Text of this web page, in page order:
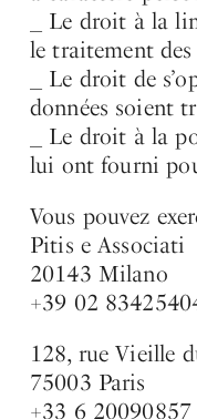
_ Le droit à la
le traitement des
_ Le droit de
données soient
_ Le droit à la
lui ont fourni
Vous pouvez
Pitis e
20143 Milano
+39 02
128, rue Vieille
75003 Paris
+33 6 20090857